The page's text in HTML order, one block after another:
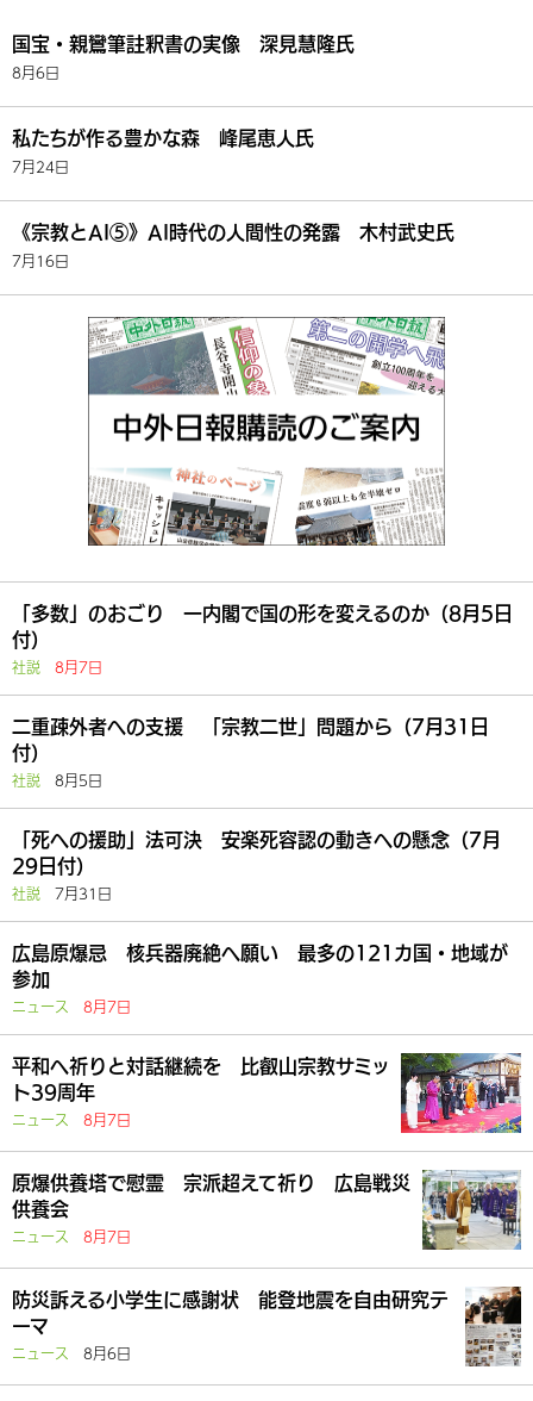
国宝・親鸞筆註釈書の実像 深見慧隆氏
8月6日
私たちが作る豊かな森 峰尾恵人氏
7月24日
《宗教とAI⑤》AI時代の人間性の発露 木村武史氏
7月16日
「多数」のおごり 一内閣で国の形を変えるのか（8月5日
付）
社説 8月7日
二重疎外者への支援 「宗教二世」問題から（7月31日
付）
社説 8月5日
「死への援助」法可決 安楽死容認の動きへの懸念（7月
29日付）
社説 7月31日
広島原爆忌 核兵器廃絶へ願い 最多の121カ国・地域が
参加
ニュース 8月7日
平和へ祈りと対話継続を 比叡山宗教サミッ
ト39周年
ニュース 8月7日
原爆供養塔で慰霊 宗派超えて祈り 広島戦災
供養会
ニュース 8月7日
防災訴える小学生に感謝状 能登地震を自由研究テ
ーマ
ニュース 8月6日